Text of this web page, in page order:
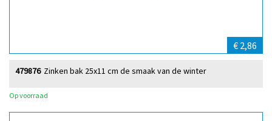
€ 2,86
Zinken bak 25x11 cm de smaak van de winter
479876
Op voorraad